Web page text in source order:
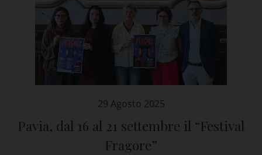
29 Agosto 2025
Pavia, dal 16 al 21 settembre il “Festival
Fragore”